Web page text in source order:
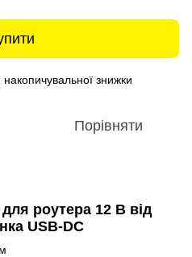
знижки
Порівняти
роутера 12 В від
USB-DC